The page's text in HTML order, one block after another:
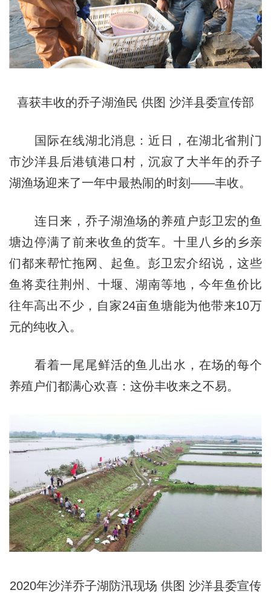
喜获丰收的乔子湖渔民 供图 沙洋县委宣传部
国际在线湖北消息：近日，在湖北省荆门
市沙洋县后港镇港口村，沉寂了大半年的乔子
湖渔场迎来了一年中最热闹的时刻——丰收。
连日来，乔子湖渔场的养殖户彭卫宏的鱼
塘边停满了前来收鱼的货车。十里八乡的乡亲
们都来帮忙拖网、起鱼。彭卫宏介绍说，这些
鱼将卖往荆州、十堰、湖南等地，今年鱼价比
往年高出不少，自家24亩鱼塘能为他带来10万
元的纯收入。
看着一尾尾鲜活的鱼儿出水，在场的每个
养殖户们都满心欢喜：这份丰收来之不易。
2020年沙洋乔子湖防汛现场 供图 沙洋县委宣传